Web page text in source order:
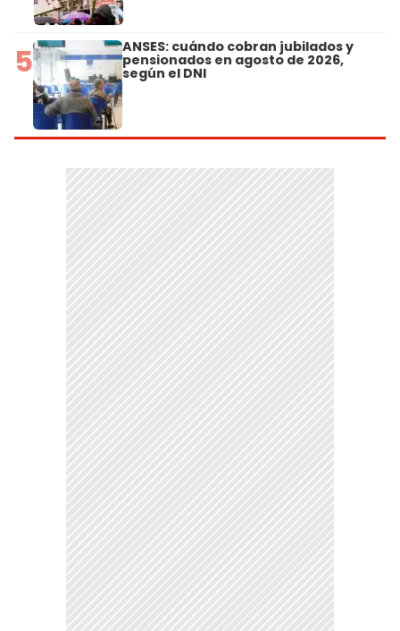
5 ANSES: cuándo cobran jubilados y
pensionados en agosto de 2026,
según el DNI